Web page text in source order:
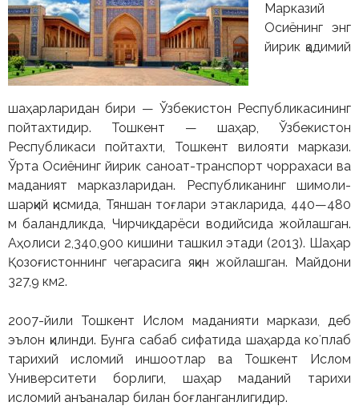
Марказий
Осиёнинг энг
йирик қадимий
шаҳарларидан бири — Ўзбекистон Республикасининг
пойтахтидир. Тошкент — шаҳар, Ўзбекистон
Республикаси пойтахти, Тошкент вилояти маркази.
Ўрта Осиёнинг йирик саноат-транспорт чоррахаси ва
маданият марказларидан. Республиканинг шимоли-
шарқий қисмида, Тяншан тоғлари этакларида, 440—480
м баландликда, Чирчиқ дарёси водийсида жойлашган.
Аҳолиси 2,340,900 кишини ташкил этади (2013). Шаҳар
Қозоғистоннинг чегарасига яқин жойлашган. Майдони
327,9 км2.
2007-йили Тошкент Ислом маданияти маркази, деб
эълон қилинди. Бунга сабаб сифатида шаҳарда коʻплаб
тарихий исломий иншоотлар ва Тошкент Ислом
Университети борлиги, шаҳар маданий тарихи
исломий анъаналар билан боғланганлигидир.